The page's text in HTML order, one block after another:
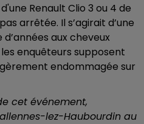
Renault Clio 3 ou 4 de
arrêtée. Il s’agirait d’une
aux cheveux
enquêteurs supposent
endommagée sur
cet événement,
lez-Haubourdin au